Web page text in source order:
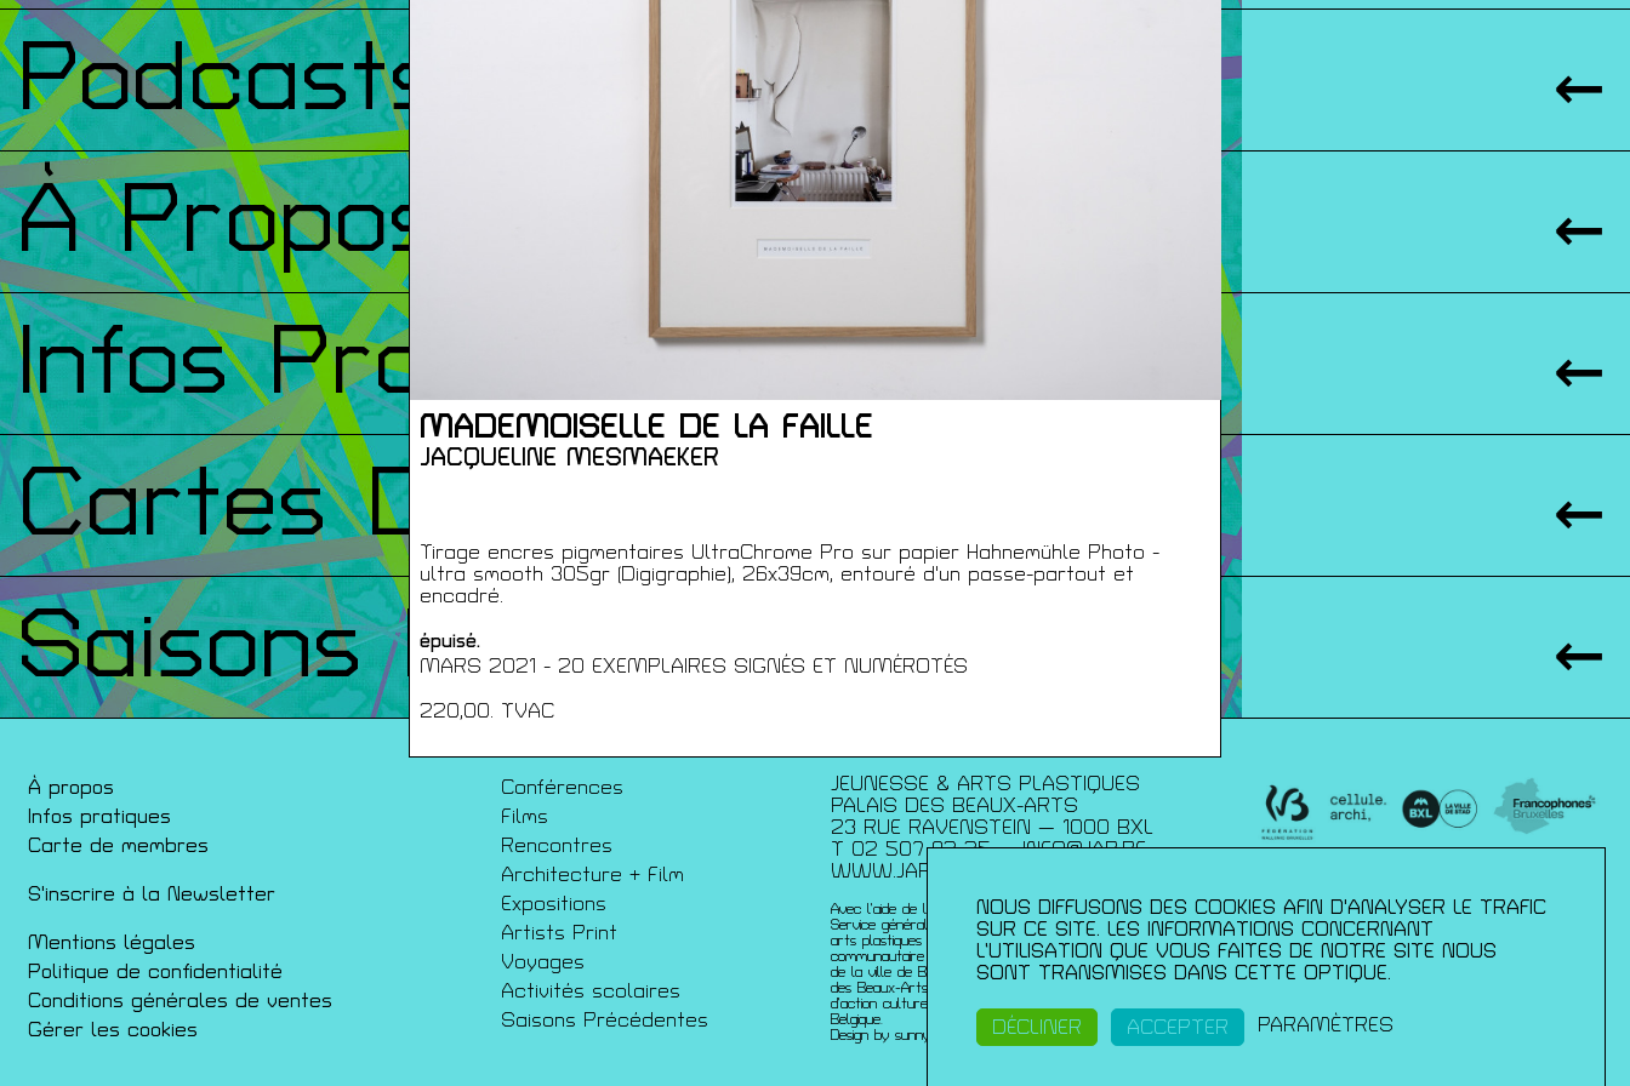
MADEMOISELLE DE LA FAILLE
JACQUELINE MESMAEKER
Tirage encres pigmentaires UltraChrome Pro sur papier Hahnemühle Photo -
ultra smooth 305gr (Digigraphie), 26x39cm, entouré d'un passe-partout et
encadré.
épuisé.
MARS 2021 - 20 EXEMPLAIRES SIGNÉS ET NUMÉROTÉS
220,00. TVAC
Podcasts
À Propos
Infos Pratiques
Cartes De Membre
Saisons Précédentes
À propos
Infos pratiques
Carte de membres
S'inscrire à la Newsletter
Mentions légales
Politique de confidentialité
Conditions générales de ventes
Gérer les cookies
Conférences
Films
Rencontres
Architecture + Film
Expositions
Artists Print
Voyages
Activités scolaires
Saisons Précédentes
JEUNESSE & ARTS PLASTIQUES
PALAIS DES BEAUX-ARTS
23 RUE RAVENSTEIN — 1000 BXL
T 02 507 82 25 —INFO@JAP.BE
WWW.JAP.BE
Avec l’aide de la Fédération Wallonie-Bruxelles :
Service généralde la création artistique – direction des
arts plastiques contemporains ; de la Commission
communautaire française ; de l’échevinat de la culture
de la ville de Bruxelles ; de urban brussels ;du Palais
des Beaux-Arts et du du Service de coopération et
d’action culturelle de l’ambassade de France en
Belgique.
Design by sunny-side-up.
NOUS DIFFUSONS DES COOKIES AFIN D'ANALYSER LE TRAFIC
SUR CE SITE. LES INFORMATIONS CONCERNANT
L’UTILISATION QUE VOUS FAITES DE NOTRE SITE NOUS
SONT TRANSMISES DANS CETTE OPTIQUE.
DÉCLINER ACCEPTER PARAMÈTRES